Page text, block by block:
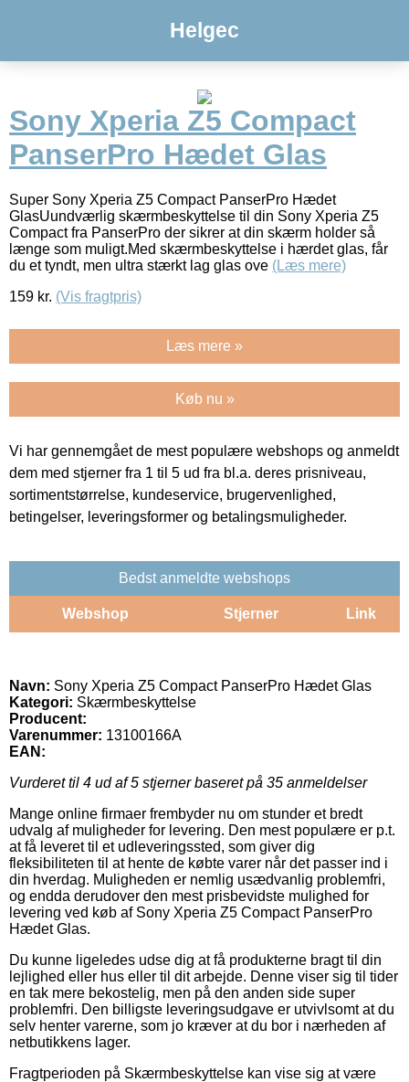
Helgec
Sony Xperia Z5 Compact
PanserPro Hædet Glas
Super Sony Xperia Z5 Compact PanserPro Hædet
GlasUundværlig skærmbeskyttelse til din Sony Xperia Z5
Compact fra PanserPro der sikrer at din skærm holder så
længe som muligt.Med skærmbeskyttelse i hærdet glas, får
du et tyndt, men ultra stærkt lag glas ove (Læs mere)
159 kr. (Vis fragtpris)
Læs mere »
Køb nu »
Vi har gennemgået de mest populære webshops og anmeldt
dem med stjerner fra 1 til 5 ud fra bl.a. deres prisniveau,
sortimentstørrelse, kundeservice, brugervenlighed,
betingelser, leveringsformer og betalingsmuligheder.
Bedst anmeldte webshops
Webshop Stjerner Link
Navn: Sony Xperia Z5 Compact PanserPro Hædet Glas
Kategori: Skærmbeskyttelse
Producent:
Varenummer: 13100166A
EAN:
Vurderet til 4 ud af 5 stjerner baseret på 35 anmeldelser
Mange online firmaer frembyder nu om stunder et bredt
udvalg af muligheder for levering. Den mest populære er p.t.
at få leveret til et udleveringssted, som giver dig
fleksibiliteten til at hente de købte varer når det passer ind i
din hverdag. Muligheden er nemlig usædvanlig problemfri,
og endda derudover den mest prisbevidste mulighed for
levering ved køb af Sony Xperia Z5 Compact PanserPro
Hædet Glas.
Du kunne ligeledes udse dig at få produkterne bragt til din
lejlighed eller hus eller til dit arbejde. Denne viser sig til tider
en tak mere bekostelig, men på den anden side super
problemfri. Den billigste leveringsudgave er utvivlsomt at du
selv henter varerne, som jo kræver at du bor i nærheden af
netbutikkens lager.
Fragtperioden på Skærmbeskyttelse kan vise sig at være